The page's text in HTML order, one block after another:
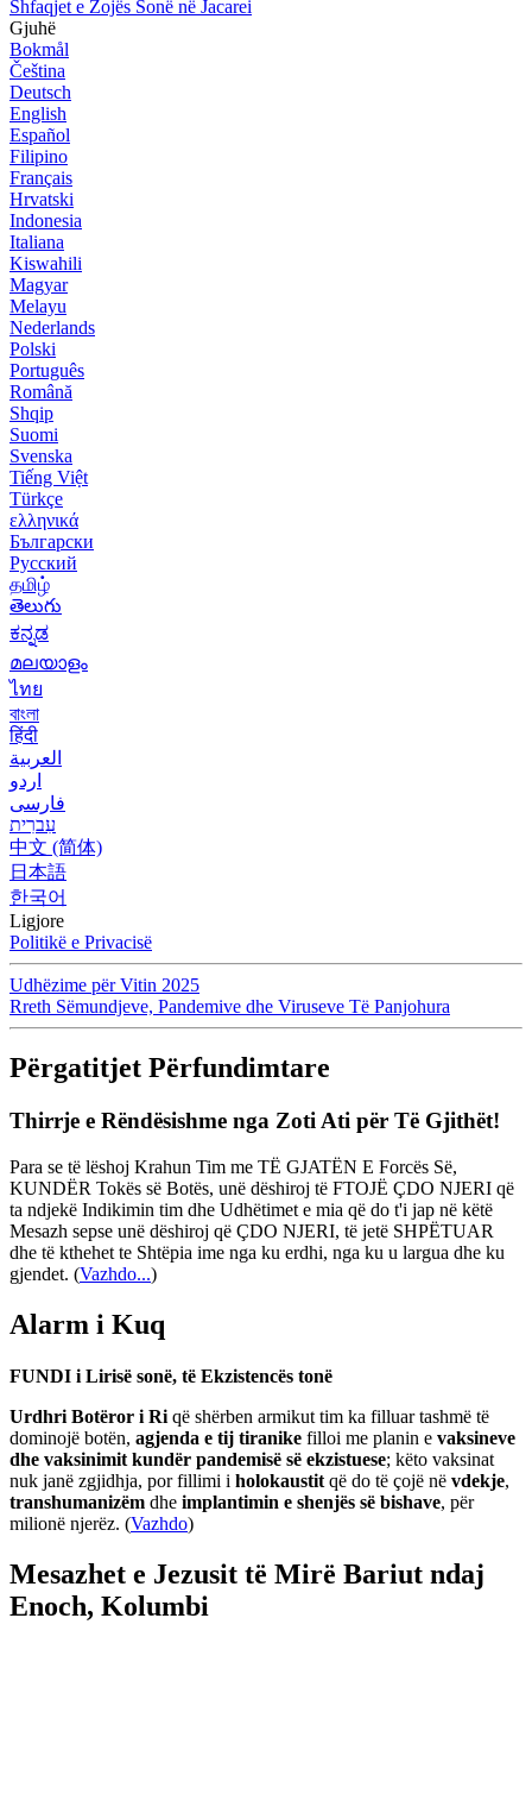
Shfaqjet e Zojës Sonë në Jacarei
Gjuhë
Bokmål
Čeština
Deutsch
English
Español
Filipino
Français
Hrvatski
Indonesia
Italiana
Kiswahili
Magyar
Melayu
Nederlands
Polski
Português
Română
Shqip
Suomi
Svenska
Tiếng Việt
Türkçe
ελληνικά
Български
Русский
தமிழ்
తెలుగు
ಕನ್ನಡ
മലയാളം
ไทย
বাংলা
हिंदी
العربية
اردو
فارسی
עִברִית
中文 (简体)
日本語
한국어
Ligjore
Politikë e Privacisë
Udhëzime për Vitin 2025
Rreth Sëmundjeve, Pandemive dhe Viruseve Të Panjohura
Përgatitjet Përfundimtare
Thirrje e Rëndësishme nga Zoti Ati për Të Gjithët!
Para se të lëshoj Krahun Tim me TË GJATËN E Forcës Së,
KUNDËR Tokës së Botës, unë dëshiroj të FTOJË ÇDO NJERI që
ta ndjekë Indikimin tim dhe Udhëtimet e mia që do t'i jap në këtë
Mesazh sepse unë dëshiroj që ÇDO NJERI, të jetë SHPËTUAR
dhe të kthehet te Shtëpia ime nga ku erdhi, nga ku u largua dhe ku
gjendet. (Vazhdo...)
Alarm i Kuq
FUNDI i Lirisë sonë, të Ekzistencës tonë
Urdhri Botëror i Ri që shërben armikut tim ka filluar tashmë të
dominojë botën, agjenda e tij tiranike filloi me planin e vaksineve
dhe vaksinimit kundër pandemisë së ekzistuese; këto vaksinat
nuk janë zgjidhja, por fillimi i holokaustit që do të çojë në vdekje,
transhumanizëm dhe implantimin e shenjës së bishave, për
milionë njerëz. (Vazhdo)
Mesazhet e Jezusit të Mirë Bariut ndaj
Enoch, Kolumbi